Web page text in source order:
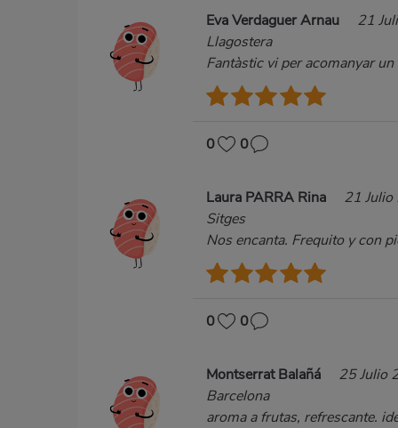
Eva Verdaguer Arnau
21
Llagostera
Fantàstic vi per acomanyar
0 0
Laura PARRA Rina
21
Sitges
Nos encanta. Frequito y con
0 0
Montserrat Balañá
25 Julio
Barcelona
aroma a frutas, refrescante.